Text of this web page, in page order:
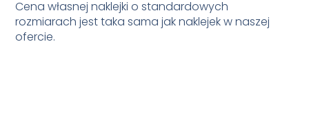
Cena własnej naklejki o standardowych
rozmiarach jest taka sama jak naklejek w naszej
ofercie.